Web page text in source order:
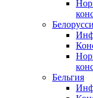
Бельгия